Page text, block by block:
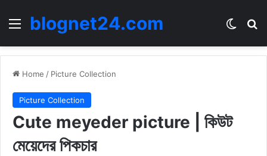
Menublognet24.com
Home / Picture Collection
Picture Collection
Cute meyeder picture | কিউট
মেয়েদের পিকচার